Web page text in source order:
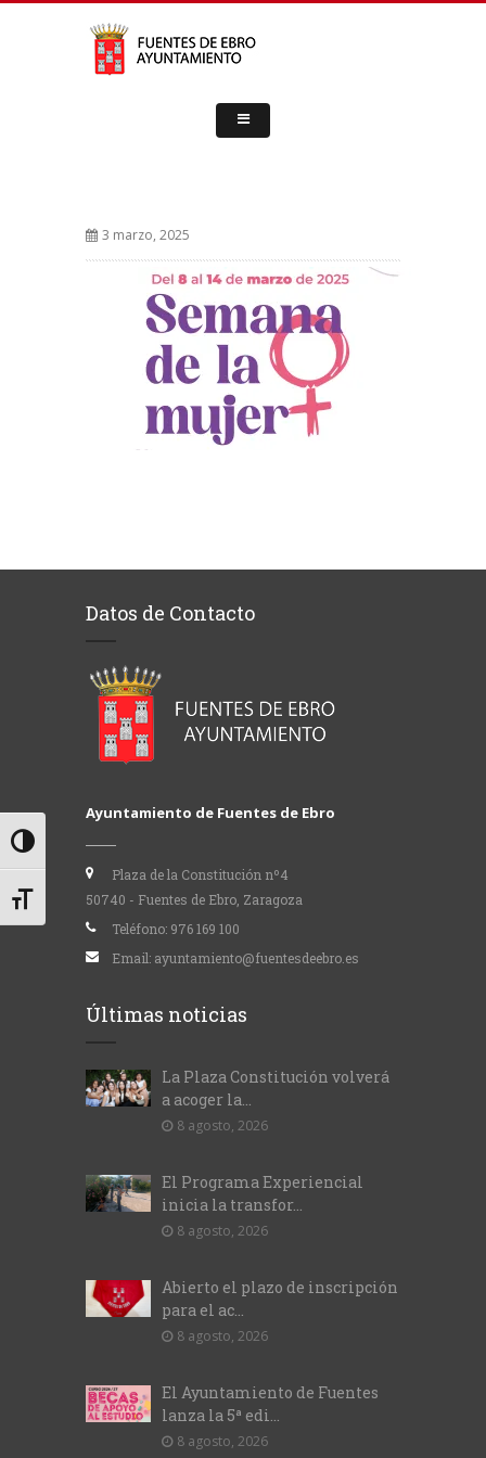
Alternar alto contraste
Alternar tamaño de letra
3 marzo, 2025
Datos de Contacto
Ayuntamiento de Fuentes de Ebro
Plaza de la Constitución nº4
50740 - Fuentes de Ebro, Zaragoza
Teléfono: 976 169 100
Email: ayuntamiento@fuentesdeebro.es
Últimas noticias
La Plaza Constitución volverá
a acoger la...
8 agosto, 2026
El Programa Experiencial
inicia la transfor...
8 agosto, 2026
Abierto el plazo de inscripción
para el ac...
8 agosto, 2026
El Ayuntamiento de Fuentes
lanza la 5ª edi...
8 agosto, 2026